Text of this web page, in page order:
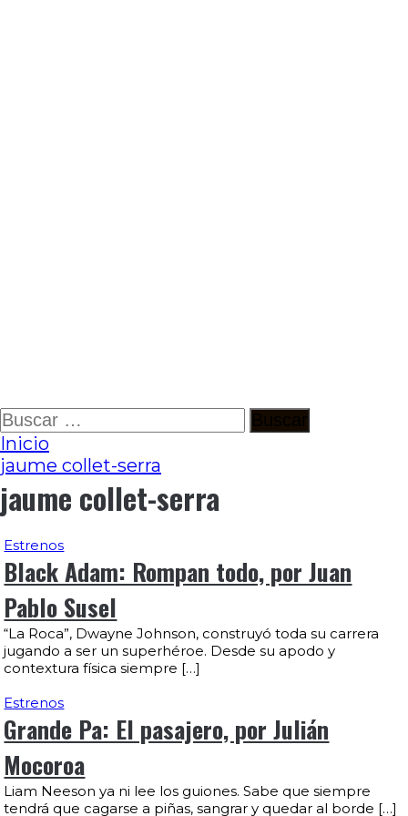
Ir
al
contenido
Buscar:
Inicio
jaume collet-serra
jaume collet-serra
Estrenos
Black Adam: Rompan todo, por Juan
Pablo Susel
“La Roca”, Dwayne Johnson, construyó toda su carrera
jugando a ser un superhéroe. Desde su apodo y
contextura física siempre […]
Estrenos
Grande Pa: El pasajero, por Julián
Mocoroa
Liam Neeson ya ni lee los guiones. Sabe que siempre
tendrá que cagarse a piñas, sangrar y quedar al borde […]